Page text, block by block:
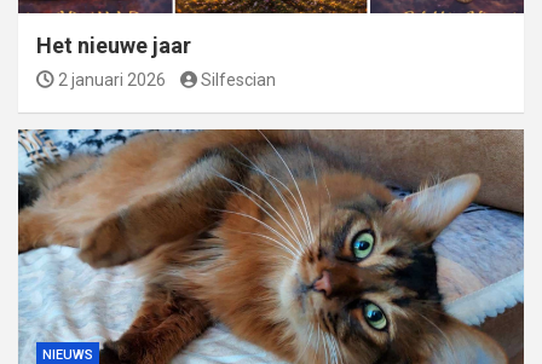
Het nieuwe jaar
2 januari 2026 Silfescian
NIEUWS